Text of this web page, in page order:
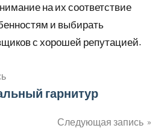
на их соответствие
и выбирать
с хорошей репутацией.
гарнитур
Следующая запись